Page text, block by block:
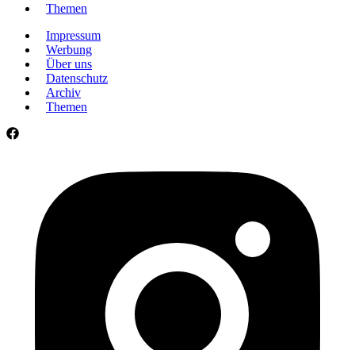
Themen
Impressum
Werbung
Über uns
Datenschutz
Archiv
Themen